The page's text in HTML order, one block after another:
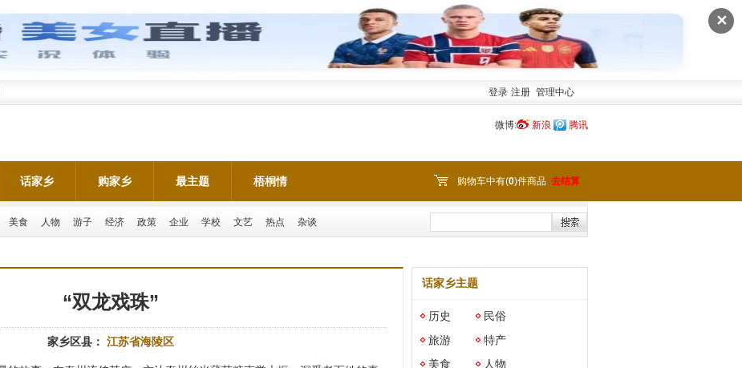
✕
登录 注册 管理中心
微博: 新浪 腾讯
话家乡 购家乡 最主题 梧桐情 购物车中有(0)件商品 去结算
美食 人物 游子 经济 政策 企业 学校 文艺 热点 杂谈
“双龙戏珠”
家乡区县： 江苏省海陵区
话家乡主题
历史
民俗
旅游
特产
美食
人物